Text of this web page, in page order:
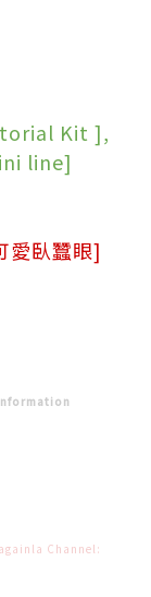
Kit ],
line]
愛臥蠶眼]
Channel: